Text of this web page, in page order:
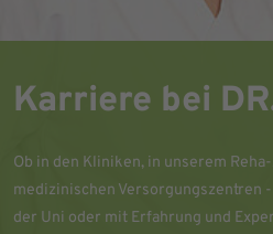
Karriere bei
Ob in den Kliniken, in unserem
medizinischen Versorgungszentren
der Uni oder mit Erfahrung und